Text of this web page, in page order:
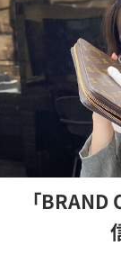
「BRAND